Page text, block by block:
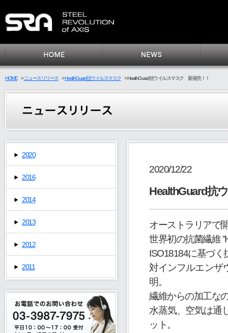
HOME >ニュースリリース >HealthGuard抗ウイルスマスク >HealthGuard抗ウイルスマスク 新発売！！
2020/12/22
HealthGuard抗
オーストラリアで
世界初の抗菌繊維
ISO18184に基づく
対インフルエンザ
明。
繊維からの加工な
水蒸気、空気は通
ット。
2020
2016
2014
2013
2012
2011